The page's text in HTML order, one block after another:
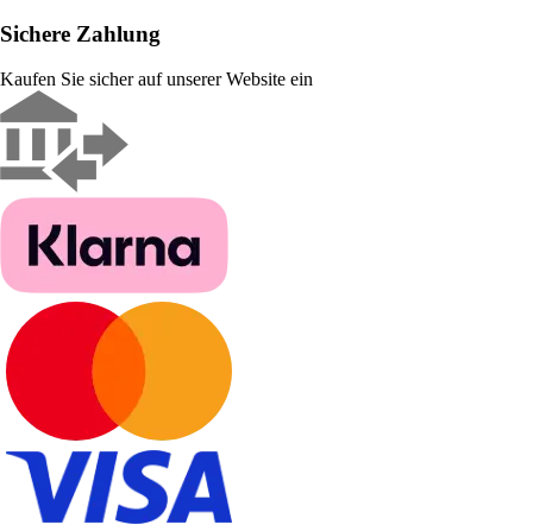
Sichere Zahlung
Kaufen Sie sicher auf unserer Website ein